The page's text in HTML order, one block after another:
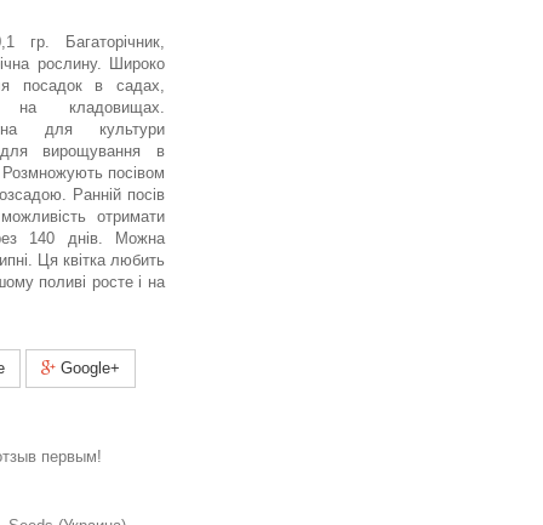
гр. Багаторічник,
рослину. Широко
посадок в садах,
на кладовищах.
для культури
вирощування в
Розмножують посівом
Ранній посів
отримати
140 днів. Можна
Ця квітка любить
поливі росте і на
Google+
первым!